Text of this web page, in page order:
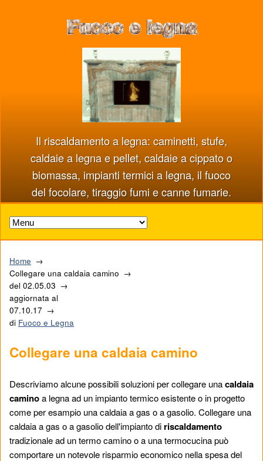
Il riscaldamento a legna: caminetti, stufe,
caldaie a legna e pellet, caldaie a cippato o
biomassa, impianti termici a legna, il fuoco
del focolare, tiraggio fumi e canne fumarie.
Home
Collegare una caldaia camino
del 02.05.03
aggiornata al
07.10.17
di Fuoco e Legna
Collegare una caldaia camino
Descriviamo alcune possibili soluzioni per collegare unacaldaia
caminoa legna ad un impianto termico esistente o in progetto
come per esampio una caldaia a gas o a gasolio. Collegare una
caldaia a gas o a gasolio dell'impianto di riscaldamento
tradizionale ad un termo camino o a una termocucina può
comportare un notevole risparmio economico nella spesa del